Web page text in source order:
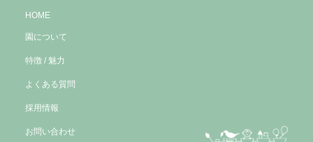
HOME
園について
特徴 / 魅力
よくある質問
採用情報
お問い合わせ